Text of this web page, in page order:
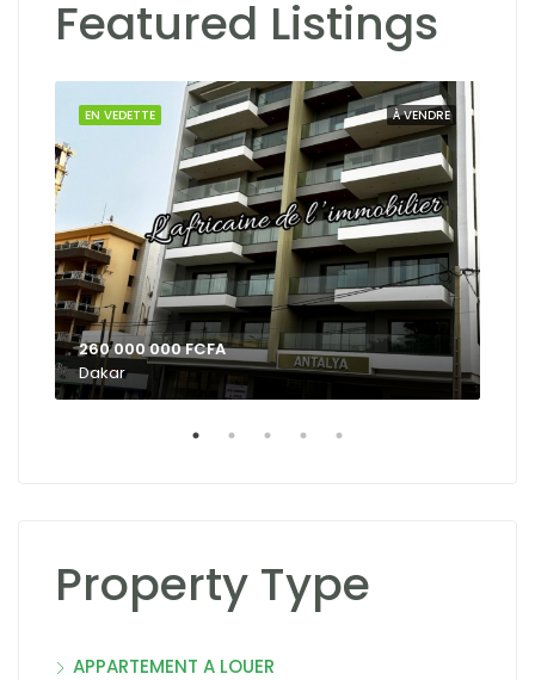
Featured Listings
À VENDRE
EN VEDETTE
260 000 000 FCFA
Dakar
Property Type
APPARTEMENT A LOUER